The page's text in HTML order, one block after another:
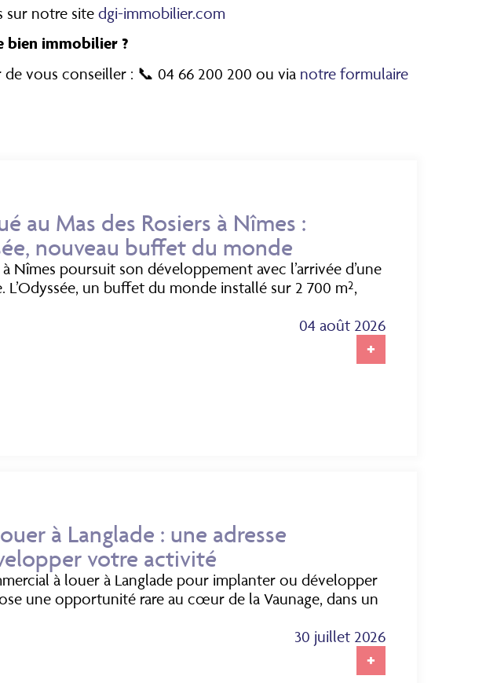
sur notre site dgi-immobilier.com
bien immobilier ?
vous conseiller : 📞 04 66 200 200 ou via notre formulaire
au Mas des Rosiers à Nîmes :
nouveau buffet du monde
Nîmes poursuit son développement avec l’arrivée d’une
L’Odyssée, un buffet du monde installé sur 2 700 m²,
04 août 2026
+
à Langlade : une adresse
votre activité
à louer à Langlade pour implanter ou développer
une opportunité rare au cœur de la Vaunage, dans un
30 juillet 2026
+